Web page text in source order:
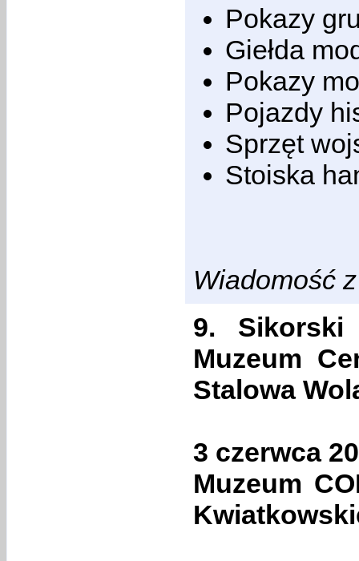
Pokazy
Giełda
Pokazy
Pojazdy
Sprzęt
Stoiska
Wiadomość
9.
Muzeum
Stalowa
3 czerwca
Muzeum